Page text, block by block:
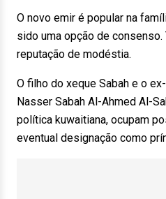
O novo emir é popular na
sido uma opção de
reputação de modéstia.
O filho do xeque Sabah e o
Nasser Sabah Al-Ahmed Al-
política kuwaitiana, ocupam
eventual designação como